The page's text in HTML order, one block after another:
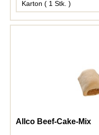
Allco Beef-Cake-Mix